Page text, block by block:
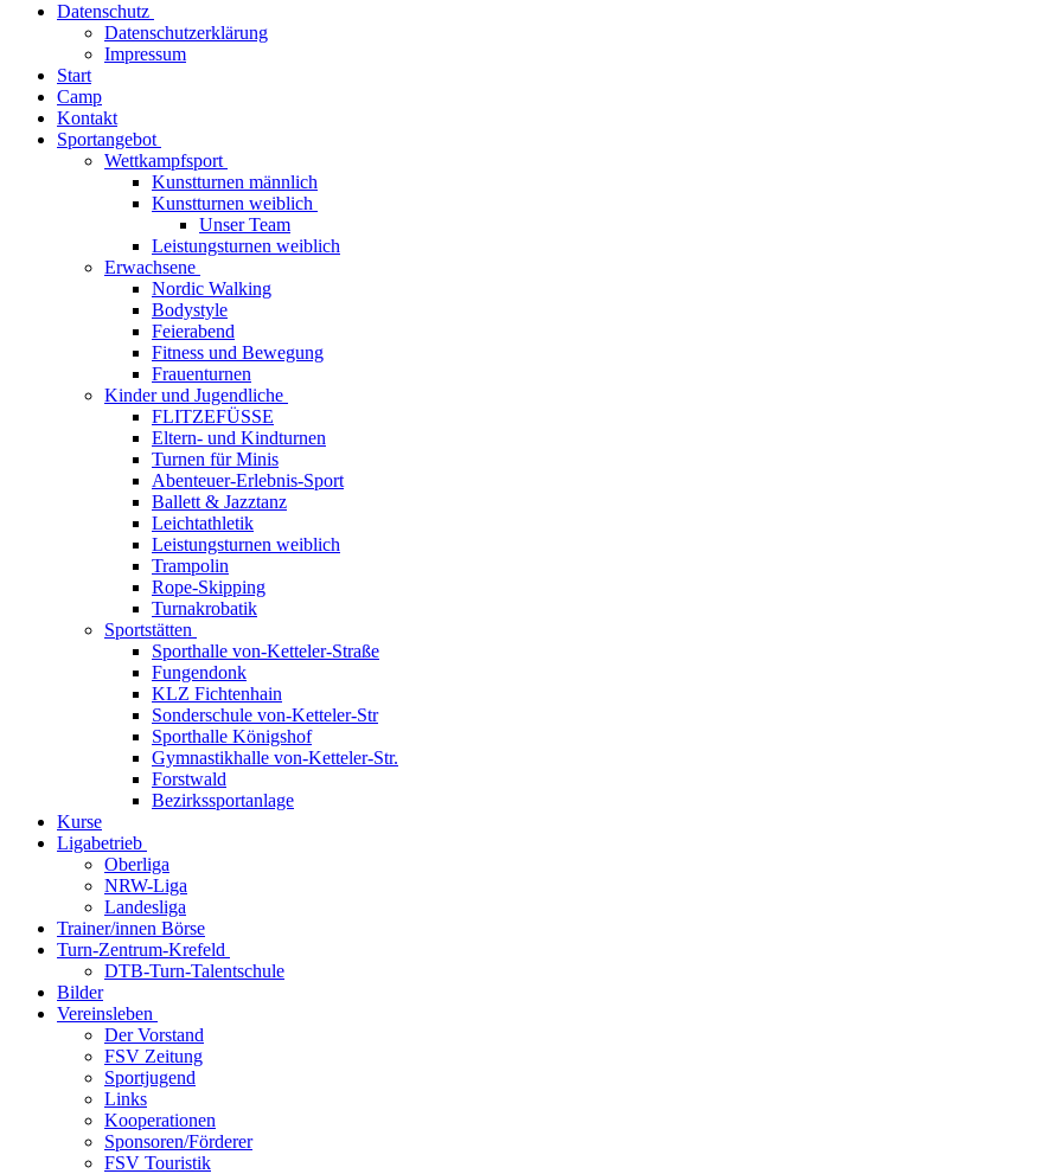
Datenschutz
Datenschutzerklärung
Impressum
Start
Camp
Kontakt
Sportangebot
Wettkampfsport
Kunstturnen männlich
Kunstturnen weiblich
Unser Team
Leistungsturnen weiblich
Erwachsene
Nordic Walking
Bodystyle
Feierabend
Fitness und Bewegung
Frauenturnen
Kinder und Jugendliche
FLITZEFÜSSE
Eltern- und Kindturnen
Turnen für Minis
Abenteuer-Erlebnis-Sport
Ballett & Jazztanz
Leichtathletik
Leistungsturnen weiblich
Trampolin
Rope-Skipping
Turnakrobatik
Sportstätten
Sporthalle von-Ketteler-Straße
Fungendonk
KLZ Fichtenhain
Sonderschule von-Ketteler-Str
Sporthalle Königshof
Gymnastikhalle von-Ketteler-Str.
Forstwald
Bezirkssportanlage
Kurse
Ligabetrieb
Oberliga
NRW-Liga
Landesliga
Trainer/innen Börse
Turn-Zentrum-Krefeld
DTB-Turn-Talentschule
Bilder
Vereinsleben
Der Vorstand
FSV Zeitung
Sportjugend
Links
Kooperationen
Sponsoren/Förderer
FSV Touristik